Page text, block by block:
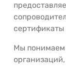
сертификаты
Мы